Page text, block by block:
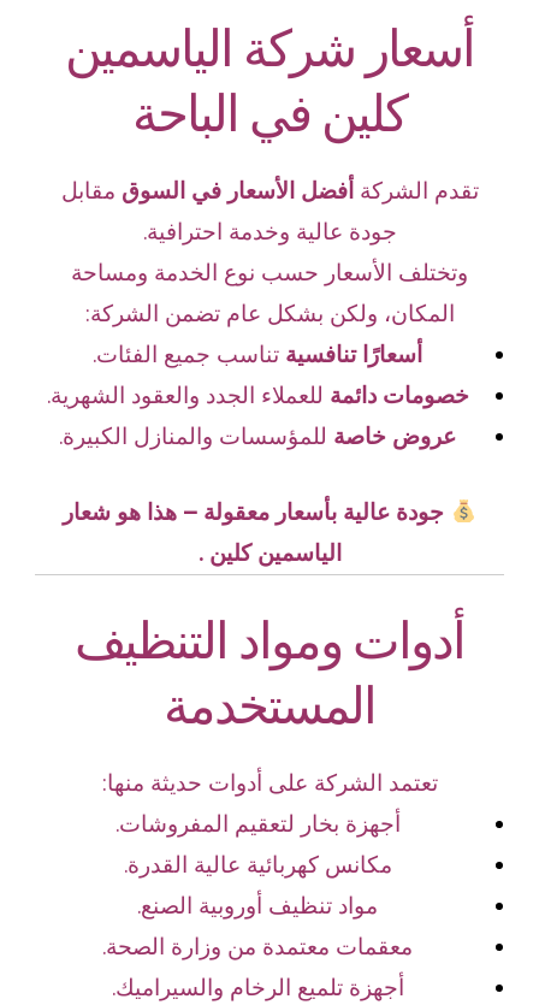
أسعار شركة الياسمين
كلين في الباحة
تقدم الشركةأفضل الأسعار في السوق مقابل
جودة عالية وخدمة احترافية.
وتختلف الأسعار حسب نوع الخدمة ومساحة
المكان، ولكن بشكل عام تضمن الشركة:
أسعارًا تنافسية تناسب جميع الفئات.
خصومات دائمة للعملاء الجدد والعقود الشهرية.
عروض خاصة للمؤسسات والمنازل الكبيرة.
جودة عالية بأسعار معقولة – هذا هو شعار
الياسمين كلين .
أدوات ومواد التنظيف
المستخدمة
تعتمد الشركة على أدوات حديثة منها:
أجهزة بخار لتعقيم المفروشات.
مكانس كهربائية عالية القدرة.
مواد تنظيف أوروبية الصنع.
معقمات معتمدة من وزارة الصحة.
أجهزة تلميع الرخام والسيراميك.